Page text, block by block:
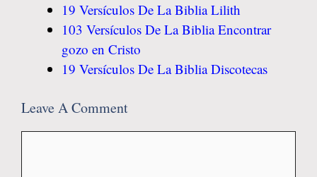
19 Versículos De La Biblia Lilith
103 Versículos De La Biblia Encontrar
gozo en Cristo
19 Versículos De La Biblia Discotecas
Leave A Comment